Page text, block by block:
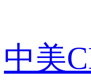
中美